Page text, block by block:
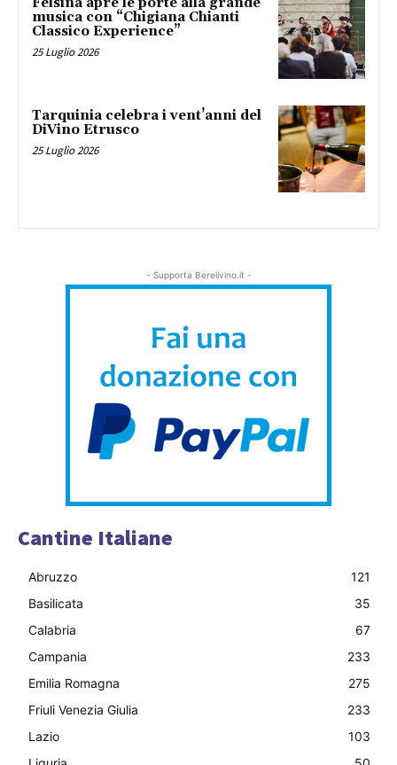
musica con “Chigiana Chianti
Classico Experience”
25 Luglio 2026
Tarquinia celebra i vent’anni del
DiVino Etrusco
25 Luglio 2026
- Supporta Bereilvino.it -
Cantine Italiane
Abruzzo
121
Basilicata
35
Calabria
67
Campania
233
Emilia Romagna
275
Friuli Venezia Giulia
233
Lazio
103